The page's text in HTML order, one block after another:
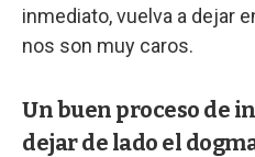
inmediato, vuelva a dejar
nos son muy caros.
Un buen proceso de
dejar de lado el